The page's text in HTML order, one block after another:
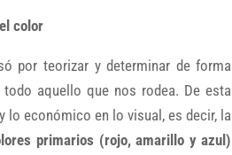
color
por teorizar y determinar de forma
aquello que nos rodea. De esta
lo económico en lo visual, es decir, la
primarios (rojo, amarillo y azul)